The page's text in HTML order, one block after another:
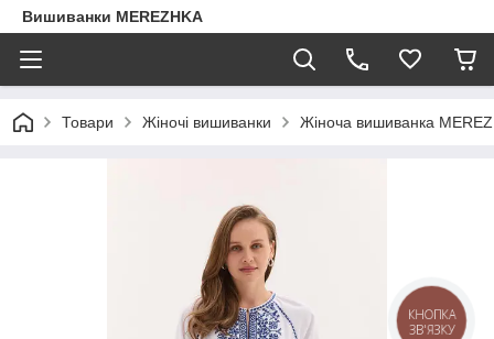
Вишиванки MEREZHKA
Товари Жіночі вишиванки Жіноча вишиванка
КНОПКА
ЗВ'ЯЗКУ